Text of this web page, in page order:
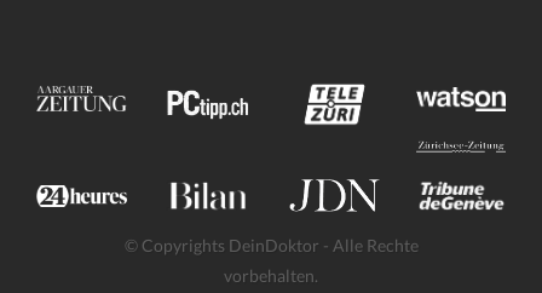
© Copyrights DeinDoktor - Alle Rechte
vorbehalten.